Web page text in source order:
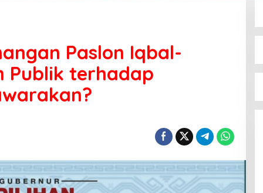
Paslon Iqbal-
Publik terhadap